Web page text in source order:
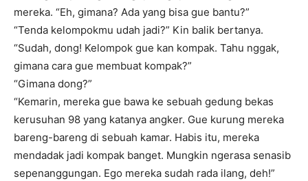
mereka. “Eh, gimana? Ada yang bisa gue bantu?”
“Tenda kelompokmu udah jadi?” Kin balik bertanya.
“Sudah, dong! Kelompok gue kan kompak. Tahu nggak,
gimana cara gue membuat kompak?”
“Gimana dong?”
“Kemarin, mereka gue bawa ke sebuah gedung bekas
kerusuhan 98 yang katanya angker. Gue kurung mereka
bareng-bareng di sebuah kamar. Habis itu, mereka
mendadak jadi kompak banget. Mungkin ngerasa senasib
sepenanggungan. Ego mereka sudah rada ilang, deh!”